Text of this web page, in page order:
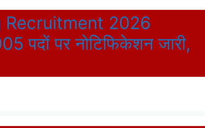
Recruitment 2026
पदों पर नोटिफिकेशन जारी,